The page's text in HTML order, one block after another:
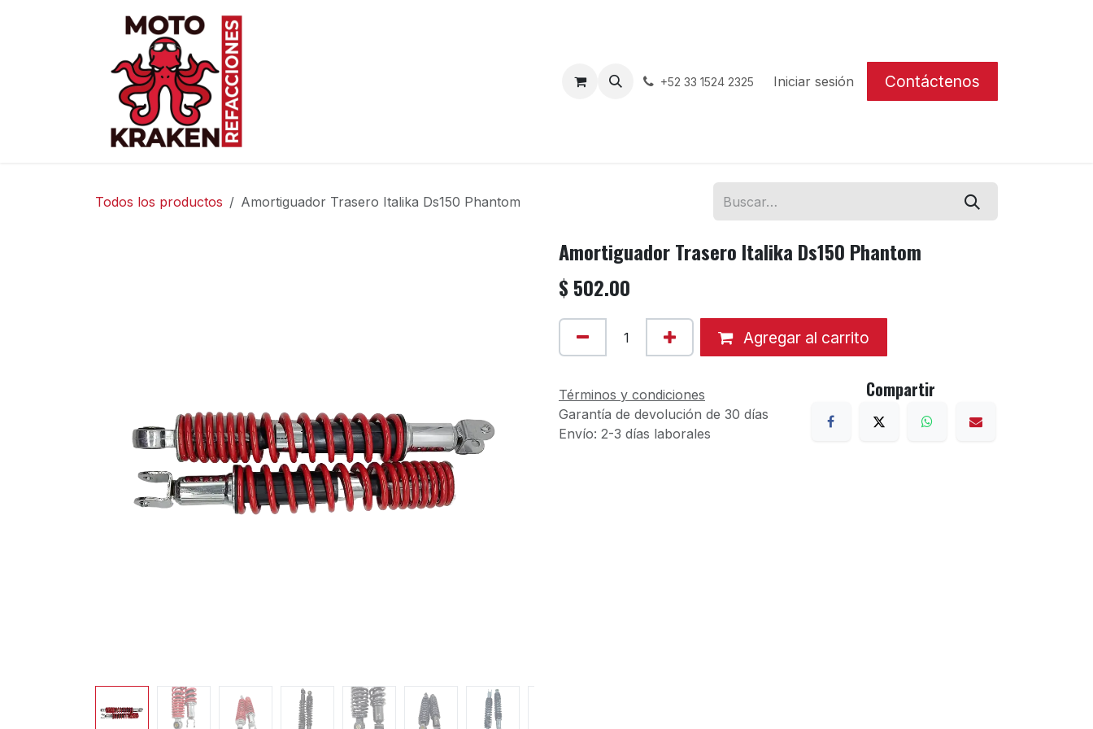
Contáctenos+52 33 1524 2325 Iniciar sesión Contáctenos
Todos los productos Amortiguador Trasero Italika Ds150 Phantom
Amortiguador Trasero Italika Ds150 Phantom
$ 502.00
Agregar al carrito
Términos y condiciones
Garantía de devolución de 30 días
Envío: 2-3 días laborales
Compartir